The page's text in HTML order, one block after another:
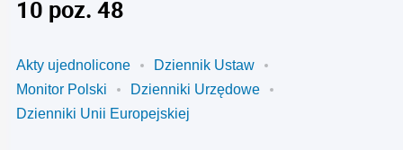
10 poz. 48
Akty ujednolicone
Dziennik Ustaw
Monitor Polski
Dzienniki Urzędowe
Dzienniki Unii Europejskiej